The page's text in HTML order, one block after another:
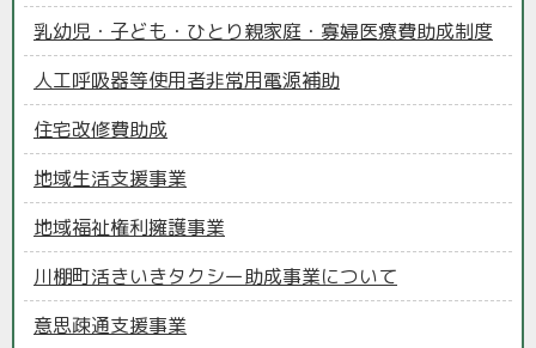
乳幼児・子ども・ひとり親家庭・寡婦医療費助成制度
人工呼吸器等使用者非常用電源補助
住宅改修費助成
地域生活支援事業
地域福祉権利擁護事業
川棚町活きいきタクシー助成事業について
意思疎通支援事業